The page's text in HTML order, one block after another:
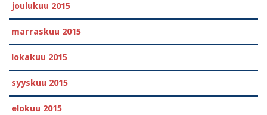
joulukuu 2015
marraskuu 2015
lokakuu 2015
syyskuu 2015
elokuu 2015